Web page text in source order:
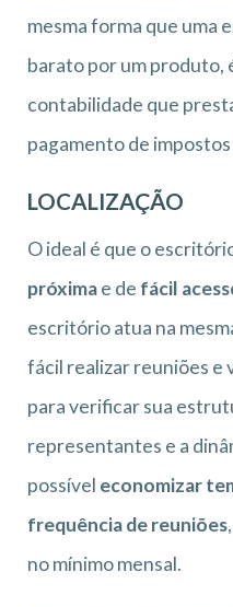
mesma forma que uma
barato por um produto,
contabilidade que
pagamento de impostos
LOCALIZAÇÃO
O ideal é que o
próximae de fácil
escritório atua na
fácil realizar reuniões e
para verificar sua
representantes e a
possível economizar
frequência de reuniões
no mínimo mensal.